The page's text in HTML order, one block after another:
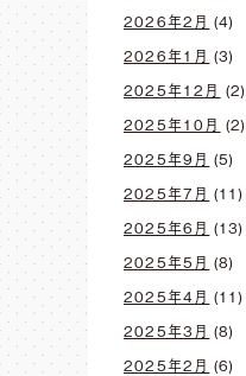
2026年2月 (4)
2026年1月 (3)
2025年12月 (2)
2025年10月 (2)
2025年9月 (5)
2025年7月 (11)
2025年6月 (13)
2025年5月 (8)
2025年4月 (11)
2025年3月 (8)
2025年2月 (6)